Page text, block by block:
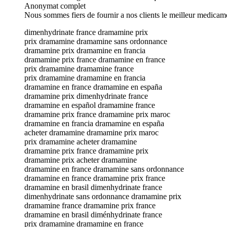
Anonymat complet
Nous sommes fiers de fournir a nos clients le meilleur
dimenhydrinate france dramamine prix
prix dramamine dramamine sans ordonnance
dramamine prix dramamine en francia
dramamine prix france dramamine en france
prix dramamine dramamine france
prix dramamine dramamine en francia
dramamine en france dramamine en españa
dramamine prix dimenhydrinate france
dramamine en español dramamine france
dramamine prix france dramamine prix maroc
dramamine en francia dramamine en españa
acheter dramamine dramamine prix maroc
prix dramamine acheter dramamine
dramamine prix france dramamine prix
dramamine prix acheter dramamine
dramamine en france dramamine sans ordonnance
dramamine en france dramamine prix france
dramamine en brasil dimenhydrinate france
dimenhydrinate sans ordonnance dramamine prix
dramamine france dramamine prix france
dramamine en brasil diménhydrinate france
prix dramamine dramamine en france